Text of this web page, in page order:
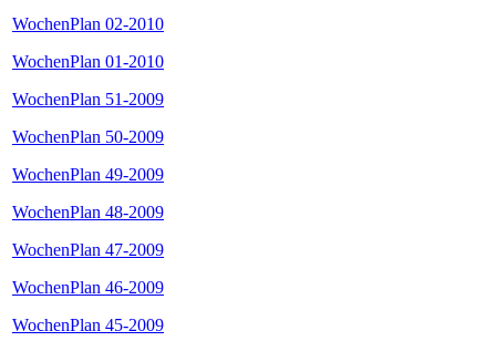
WochenPlan 02-2010
WochenPlan 01-2010
WochenPlan 51-2009
WochenPlan 50-2009
WochenPlan 49-2009
WochenPlan 48-2009
WochenPlan 47-2009
WochenPlan 46-2009
WochenPlan 45-2009